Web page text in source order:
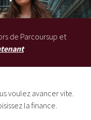
de Parcoursup et
voulez avancer vite.
la finance.